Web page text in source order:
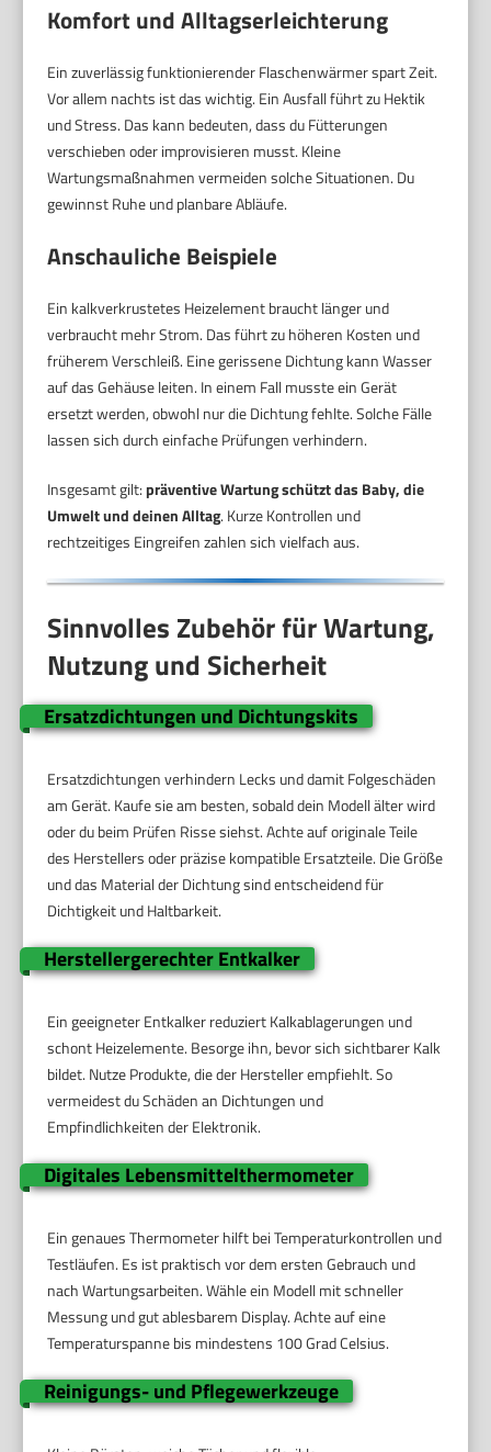
Komfort und Alltagserleichterung
Ein zuverlässig funktionierender Flaschenwärmer spart Zeit.
Vor allem nachts ist das wichtig. Ein Ausfall führt zu Hektik
und Stress. Das kann bedeuten, dass du Fütterungen
verschieben oder improvisieren musst. Kleine
Wartungsmaßnahmen vermeiden solche Situationen. Du
gewinnst Ruhe und planbare Abläufe.
Anschauliche Beispiele
Ein kalkverkrustetes Heizelement braucht länger und
verbraucht mehr Strom. Das führt zu höheren Kosten und
früherem Verschleiß. Eine gerissene Dichtung kann Wasser
auf das Gehäuse leiten. In einem Fall musste ein Gerät
ersetzt werden, obwohl nur die Dichtung fehlte. Solche Fälle
lassen sich durch einfache Prüfungen verhindern.
Insgesamt gilt:präventive Wartung schützt das Baby, die
Umwelt und deinen Alltag. Kurze Kontrollen und
rechtzeitiges Eingreifen zahlen sich vielfach aus.
Sinnvolles Zubehör für Wartung,
Nutzung und Sicherheit
Ersatzdichtungen und Dichtungskits
Ersatzdichtungen verhindern Lecks und damit Folgeschäden
am Gerät. Kaufe sie am besten, sobald dein Modell älter wird
oder du beim Prüfen Risse siehst. Achte auf originale Teile
des Herstellers oder präzise kompatible Ersatzteile. Die Größe
und das Material der Dichtung sind entscheidend für
Dichtigkeit und Haltbarkeit.
Herstellergerechter Entkalker
Ein geeigneter Entkalker reduziert Kalkablagerungen und
schont Heizelemente. Besorge ihn, bevor sich sichtbarer Kalk
bildet. Nutze Produkte, die der Hersteller empfiehlt. So
vermeidest du Schäden an Dichtungen und
Empfindlichkeiten der Elektronik.
Digitales Lebensmittelthermometer
Ein genaues Thermometer hilft bei Temperaturkontrollen und
Testläufen. Es ist praktisch vor dem ersten Gebrauch und
nach Wartungsarbeiten. Wähle ein Modell mit schneller
Messung und gut ablesbarem Display. Achte auf eine
Temperaturspanne bis mindestens 100 Grad Celsius.
Reinigungs- und Pflegewerkzeuge